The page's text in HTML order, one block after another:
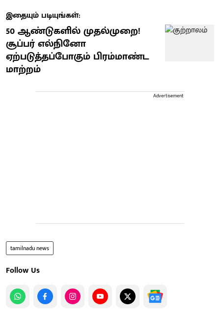
இதையும் படியுங்கள்:
50 ஆண்டுகளில் முதல்முறை!
சூப்பர் எல்நினோ
ஏற்படுத்தப்போகும் பிரம்மாண்ட
மாற்றம்
Advertisement
tamilnadu news
Follow Us